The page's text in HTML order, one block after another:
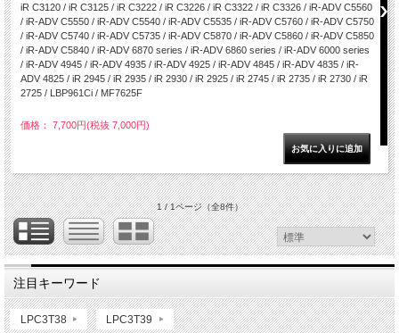
iR C3120 / iR C3125 / iR C3222 / iR C3226 / iR C3322 / iR C3326 / iR-ADV C5560
/ iR-ADV C5550 / iR-ADV C5540 / iR-ADV C5535 / iR-ADV C5760 / iR-ADV C5750
/ iR-ADV C5740 / iR-ADV C5735 / iR-ADV C5870 / iR-ADV C5860 / iR-ADV C5850
/ iR-ADV C5840 / iR-ADV 6870 series / iR-ADV 6860 series / iR-ADV 6000 series
/ iR-ADV 4945 / iR-ADV 4935 / iR-ADV 4925 / iR-ADV 4845 / iR-ADV 4835 / iR-
ADV 4825 / iR 2945 / iR 2935 / iR 2930 / iR 2925 / iR 2745 / iR 2735 / iR 2730 / iR
2725 / LBP961Ci / MF7625F
価格： 7,700円(税抜 7,000円)
1 / 1ページ（全8件）
注目キーワード
LPC3T38 LPC3T39